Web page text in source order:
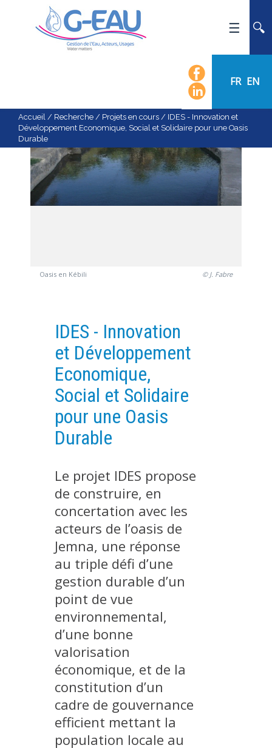
FR EN
ACTUALITÉS
AGENDA
CALENDRIER DES ÉVÈNEMENTS
ORGANIGRAMME
LISTE DU PERSONNEL
RECHERCHE
PROJETS EN COURS
PROJETS TERMINÉS
NOS RÉSEAUX SCIENTIFIQUES ET TECHNIQUES
SÉMINAIRES RÉGULIERS
FORMATION
MASTER
INGÉNIEUR
FORMATION DOCTORALE
PRODUCTION
MÉTHODES ET OUTILS
PUBLICATIONS SUR HAL
WORKING PAPERS
NOS TRAVAUX EN VIDÉO
Accueil / Recherche / Projets en cours / IDES - Innovation et
Développement Economique, Social et Solidaire pour une Oasis
Durable
Oasis en Kébili © J. Fabre
IDES - Innovation
et Développement
Economique,
Social et Solidaire
pour une Oasis
Durable
Le projet IDES propose
de construire, en
concertation avec les
acteurs de l’oasis de
Jemna, une réponse
au triple défi d’une
gestion durable d’un
point de vue
environnemental,
d’une bonne
valorisation
économique, et de la
constitution d’un
cadre de gouvernance
efficient mettant la
population locale au